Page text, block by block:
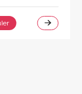
437.500.00